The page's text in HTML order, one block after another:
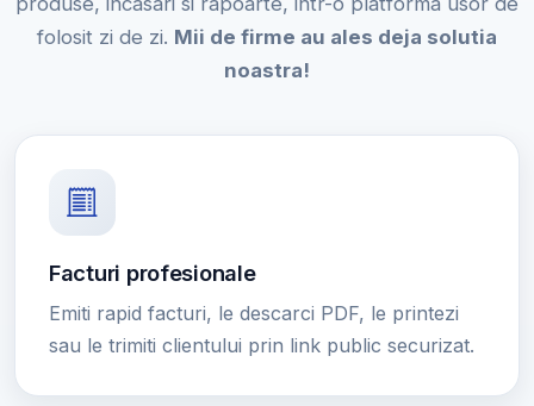
folosit zi de zi. Mii de firme au ales deja solutia
noastra!
Facturi profesionale
Emiti rapid facturi, le descarci PDF, le printezi
sau le trimiti clientului prin link public securizat.